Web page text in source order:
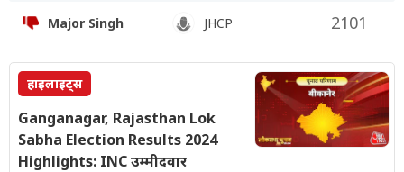
Major Singh JHCP 2101
हाइलाइट्स
Ganganagar, Rajasthan Lok
Sabha Election Results 2024
Highlights: INC उम्मीदवार